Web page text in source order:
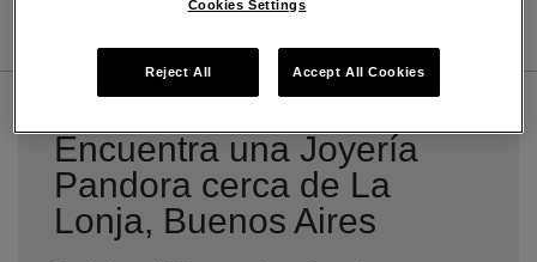
DIRECCIONES
Encuentra una Joyería
Pandora cerca de La
Lonja, Buenos Aires
Cookies Settings
Reject All Accept All Cookies